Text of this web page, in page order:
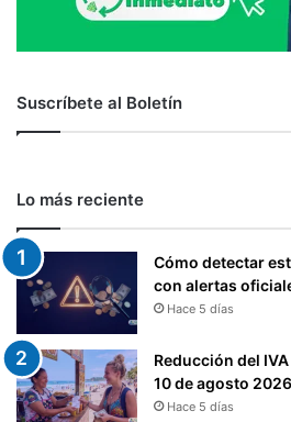
Suscríbete al Boletín
Lo más reciente
Cómo detectar
con alertas
Hace 5 días
Reducción del
10 de agosto
Hace 5 días